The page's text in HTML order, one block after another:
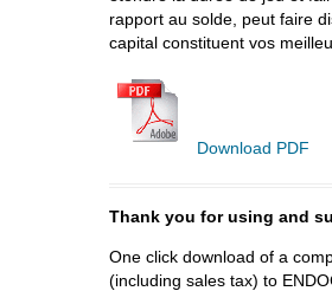
rapport au solde, peut faire
capital constituent vos
Download PDF
Thank you for using and
One click download of a
(including sales tax) to